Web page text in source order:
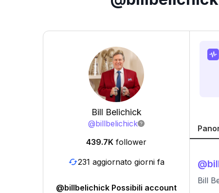
Bill Belichick
@billbelichick
439.7K follower
231 aggiornato giorni fa
@billbelichick Possibili account
@
Bill